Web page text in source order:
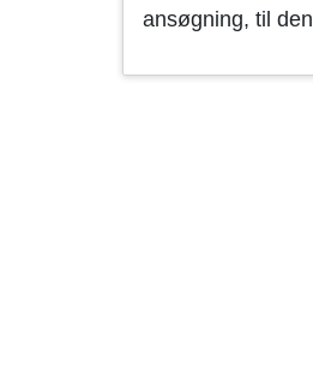
ansøgning, til